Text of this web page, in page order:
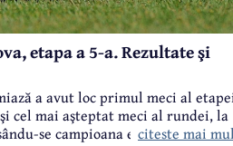
etapa a 5-a. Rezultate şi
a avut loc primul meci al
cel mai aşteptat meci al rundei, la
se campioana en-titre, CS
citeste mai